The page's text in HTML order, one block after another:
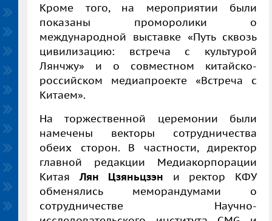
Кроме того, на мероприятии были
показаны проморолики о
международной выставке «Путь сквозь
цивилизацию: встреча с культурой
Лянчжу» и о совместном китайско-
российском медиапроекте «Встреча с
Китаем».
На торжественной церемонии были
намечены векторы сотрудничества
обеих сторон. В частности, директор
главной редакции Медиакорпорации
КитаяЛян Цзяньцзэн и ректор КФУ
обменялись меморандумами о
сотрудничестве Научно-